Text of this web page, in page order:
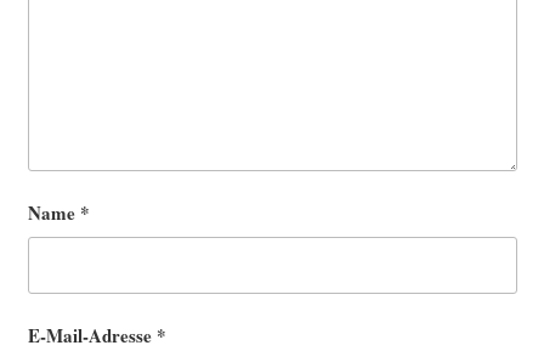
Name *
E-Mail-Adresse *